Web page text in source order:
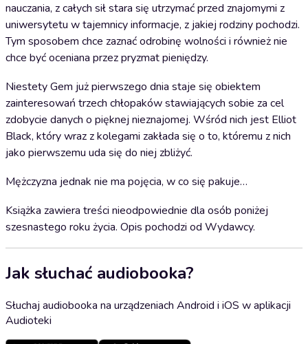
nauczania, z całych sił stara się utrzymać przed znajomymi z
uniwersytetu w tajemnicy informacje, z jakiej rodziny pochodzi.
Tym sposobem chce zaznać odrobinę wolności i również nie
chce być oceniana przez pryzmat pieniędzy.
Niestety Gem już pierwszego dnia staje się obiektem
zainteresowań trzech chłopaków stawiających sobie za cel
zdobycie danych o pięknej nieznajomej. Wśród nich jest Elliot
Black, który wraz z kolegami zakłada się o to, któremu z nich
jako pierwszemu uda się do niej zbliżyć.
Mężczyzna jednak nie ma pojęcia, w co się pakuje…
Książka zawiera treści nieodpowiednie dla osób poniżej
szesnastego roku życia. Opis pochodzi od Wydawcy.
Jak słuchać audiobooka?
Słuchaj audiobooka na urządzeniach Android i iOS w aplikacji
Audioteki